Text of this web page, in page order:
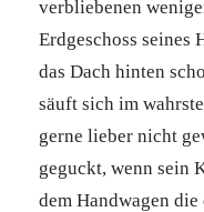
verbliebenen
Erdgeschoss seines
das Dach hinten
säuft sich im
gerne lieber nicht
geguckt, wenn sein
dem Handwagen